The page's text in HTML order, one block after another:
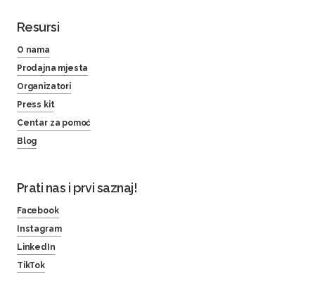
Resursi
O nama
Prodajna mjesta
Organizatori
Press kit
Centar za pomoć
Blog
Prati nas i prvi saznaj!
Facebook
Instagram
LinkedIn
TikTok